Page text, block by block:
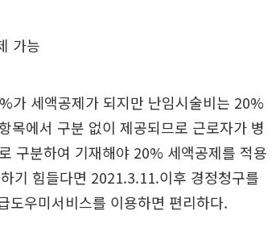
가능
가 세액공제가 되지만 난임시술비는 20%
목에서 구분 없이 제공되므로 근로자가 병
구분하여 기재해야 20% 세액공제를 적용
기 힘들다면 2021.3.11.이후 경정청구를
도우미서비스를 이용하면 편리하다.